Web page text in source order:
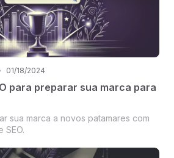
01/18/2024
para preparar sua marca para
sua marca a novos patamares com
SEO.